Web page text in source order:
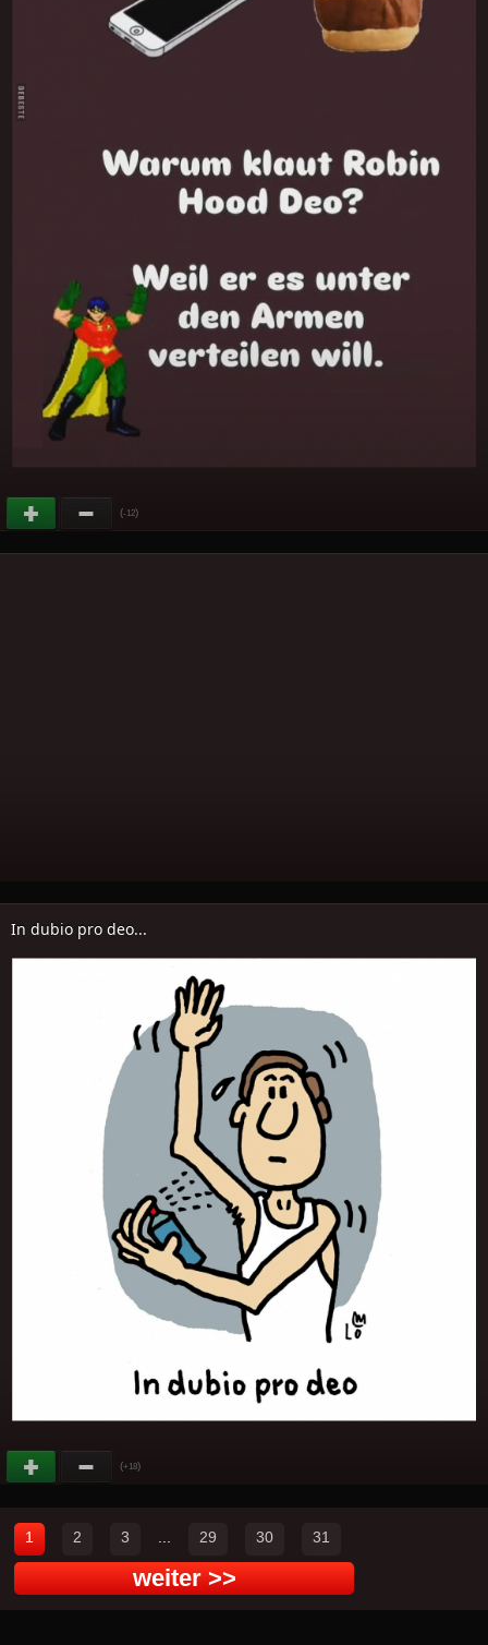
(-12)
In dubio pro deo...
(+18)
1 2 3 ... 29 30 31
weiter >>